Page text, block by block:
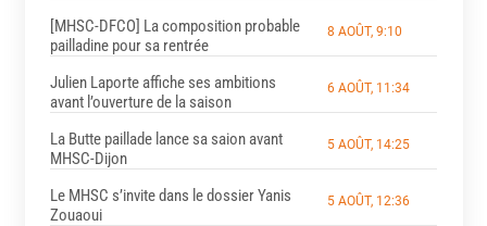
[MHSC-DFCO] La composition probable
pailladine pour sa rentrée
8 AOÛT, 9:10
Julien Laporte affiche ses ambitions
avant l’ouverture de la saison
6 AOÛT, 11:34
La Butte paillade lance sa saion avant
MHSC-Dijon
5 AOÛT, 14:25
Le MHSC s’invite dans le dossier Yanis
Zouaoui
5 AOÛT, 12:36